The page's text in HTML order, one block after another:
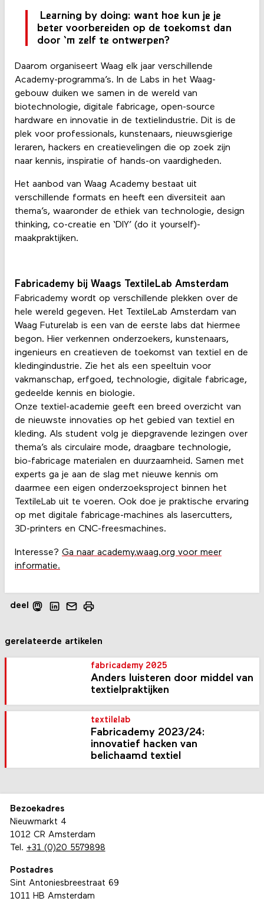
Learning by doing: want hoe kun je je
beter voorbereiden op de toekomst dan
door ‘m zelf te ontwerpen?
Daarom organiseert Waag elk jaar verschillende
Academy-programma’s. In de Labs in het Waag-
gebouw duiken we samen in de wereld van
biotechnologie, digitale fabricage, open-source
hardware en innovatie in de textielindustrie. Dit is de
plek voor professionals, kunstenaars, nieuwsgierige
leraren, hackers en creatievelingen die op zoek zijn
naar kennis, inspiratie of hands-on vaardigheden.
Het aanbod van Waag Academy bestaat uit
verschillende formats en heeft een diversiteit aan
thema’s, waaronder de ethiek van technologie, design
thinking, co-creatie en ‘DIY’ (do it yourself)-
maakpraktijken.
Fabricademy bij Waags TextileLab Amsterdam
Fabricademy wordt op verschillende plekken over de
hele wereld gegeven. Het TextileLab Amsterdam van
Waag Futurelab is een van de eerste labs dat hiermee
begon. Hier verkennen onderzoekers, kunstenaars,
ingenieurs en creatieven de toekomst van textiel en de
kledingindustrie. Zie het als een speeltuin voor
vakmanschap, erfgoed, technologie, digitale fabricage,
gedeelde kennis en biologie.
Onze textiel-academie geeft een breed overzicht van
de nieuwste innovaties op het gebied van textiel en
kleding. Als student volg je diepgravende lezingen over
thema’s als circulaire mode, draagbare technologie,
bio-fabricage materialen en duurzaamheid. Samen met
experts ga je aan de slag met nieuwe kennis om
daarmee een eigen onderzoeksproject binnen het
TextileLab uit te voeren. Ook doe je praktische ervaring
op met digitale fabricage-machines als lasercutters,
3D-printers en CNC-freesmachines.
Interesse? Ga naar academy.waag.org voor meer
informatie.
deel
gerelateerde artikelen
fabricademy 2025
Anders luisteren door middel van
textielpraktijken
textilelab
Fabricademy 2023/24:
innovatief hacken van
belichaamd textiel
Bezoekadres
Nieuwmarkt 4
1012 CR Amsterdam
Tel. +31 (0)20 5579898
Postadres
Sint Antoniesbreestraat 69
1011 HB Amsterdam